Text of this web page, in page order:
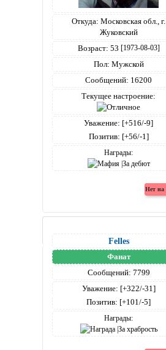
Откуда: Московская обл., г.
Жуковский
Возраст: 53 [1973-08-03]
Пол: Мужской
Сообщений: 16200
Текущее настроение:
Уважение: [+516/-9]
Позитив: [+56/-1]
Награды:
Felles
Фанат
Сообщений: 7799
Уважение: [+322/-31]
Позитив: [+101/-5]
Награды: